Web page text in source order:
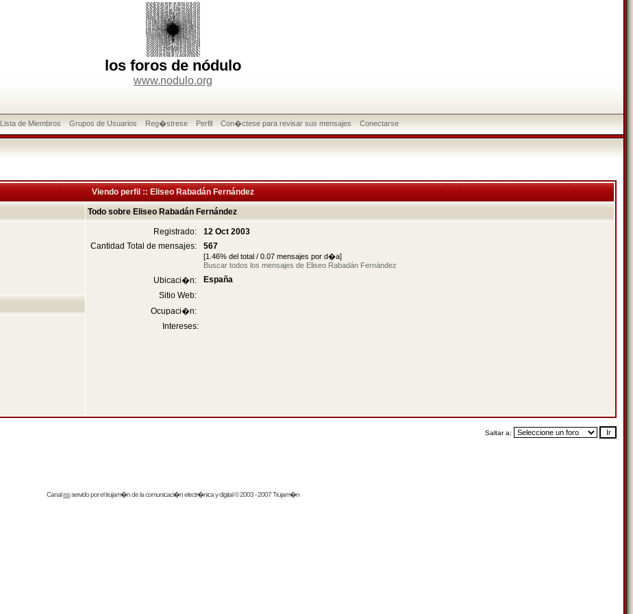
los foros de nódulo
www.nodulo.org
Lista de Miembros Grupos de Usuarios Reg�strese Perfil Con�ctese para revisar sus mensajes Conectarse
Viendo perfil :: Eliseo Rabadán Fernández
Todo sobre Eliseo Rabadán Fernández
Registrado:
12 Oct 2003
Cantidad Total de mensajes:
567
[1.46% del total / 0.07 mensajes por d�a]
Buscar todos los mensajes de Eliseo Rabadán Fernández
Ubicaci�n:
España
Sitio Web:
Ocupaci�n:
Intereses:
Saltar a:
Canalrssservido por eltrujam�nde la comunicaci�n electr�nica y digital © 2003 - 2007 Trujam�n